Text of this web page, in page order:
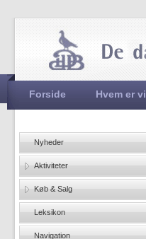
Hovedmenu
Forside Hvem er vi
Nyheder
Aktiviteter
Køb & Salg
Leksikon
Navigation